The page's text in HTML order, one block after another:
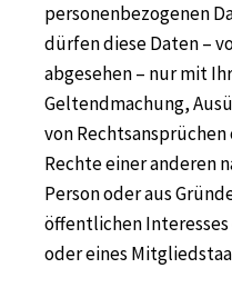
personenbezogenen
dürfen diese Daten –
abgesehen – nur mit
Geltendmachung,
von
Rechte einer anderen
Person oder aus
öffentlichen
oder eines